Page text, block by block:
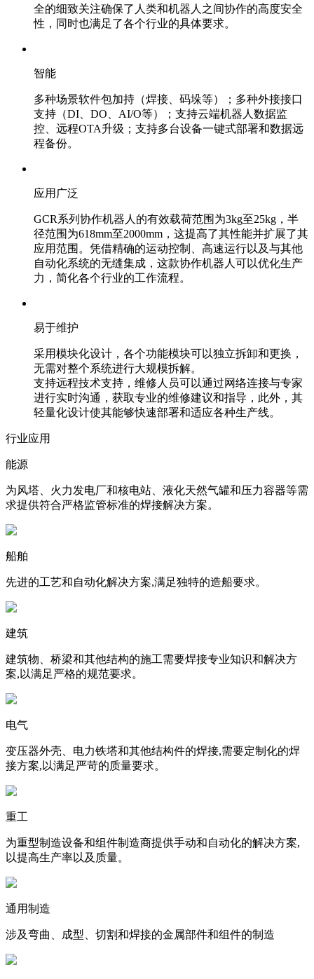
全的细致关注确保了人类和机器人之间协作的高度安全
性，同时也满足了各个行业的具体要求。
智能
多种场景软件包加持（焊接、码垛等）；多种外接接口
支持（DI、DO、AI/O等）；支持云端机器人数据监
控、远程OTA升级；支持多台设备一键式部署和数据远
程备份。
应用广泛
GCR系列协作机器人的有效载荷范围为3kg至25kg，半
径范围为618mm至2000mm，这提高了其性能并扩展了其
应用范围。凭借精确的运动控制、高速运行以及与其他
自动化系统的无缝集成，这款协作机器人可以优化生产
力，简化各个行业的工作流程。
易于维护
采用模块化设计，各个功能模块可以独立拆卸和更换，
无需对整个系统进行大规模拆解。
支持远程技术支持，维修人员可以通过网络连接与专家
进行实时沟通，获取专业的维修建议和指导，此外，其
轻量化设计使其能够快速部署和适应各种生产线。
行业应用
能源
为风塔、火力发电厂和核电站、液化天然气罐和压力容器等需
求提供符合严格监管标准的焊接解决方案。
船舶
先进的工艺和自动化解决方案,满足独特的造船要求。
建筑
建筑物、桥梁和其他结构的施工需要焊接专业知识和解决方
案,以满足严格的规范要求。
电气
变压器外壳、电力铁塔和其他结构件的焊接,需要定制化的焊
接方案,以满足严苛的质量要求。
重工
为重型制造设备和组件制造商提供手动和自动化的解决方案,
以提高生产率以及质量。
通用制造
涉及弯曲、成型、切割和焊接的金属部件和组件的制造